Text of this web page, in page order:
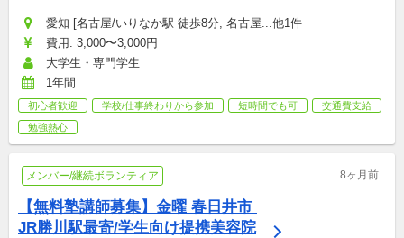
愛知 [名古屋/いりなか駅 徒歩8分, 名古屋...他1件
費用: 3,000〜3,000円
大学生・専門学生
1年間
初心者歓迎 学校/仕事終わりから参加 短時間でも可
交通費支給
勉強熱心
メンバー/継続ボランティア 8ヶ月前
【無料塾講師募集】金曜 春日井市
JR勝川駅最寄/学生向け提携美容院